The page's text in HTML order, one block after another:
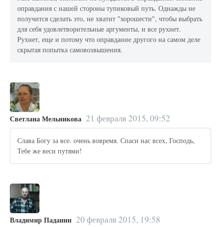
оправдания с нашей стороны тупиковый путь. Однажды не
получится сделать это, не хватит "хорошести", чтобы выбрать
для себя удовлетворительные аргументы, и все рухнет.
Рухнет, еще и потому что оправдание другого на самом деле
скрытая попытка самовозвышения.
Светлана Мельникова 21 февраля 2015, 09:52
Слава Богу за все. очень вовремя. Спаси нас всех, Господь,
Тебе же веси путями!
Владимир Паданин 20 февраля 2015, 19:58